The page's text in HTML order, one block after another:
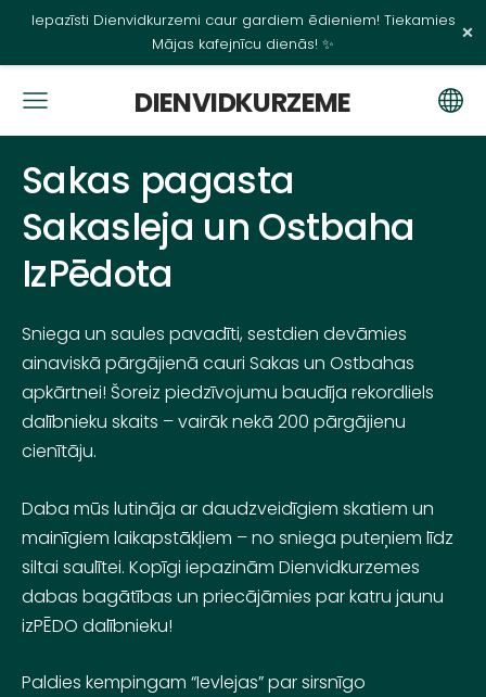
Iepazīsti Dienvidkurzemi caur gardiem ēdieniem! Tiekamies
Mājas kafejnīcu dienās! ✨
×
DIENVIDKURZEME
Sakas pagasta
Sakasleja un Ostbaha
IzPēdota
Sniega un saules pavadīti, sestdien devāmies
ainaviskā pārgājienā cauri Sakas un Ostbahas
apkārtnei! Šoreiz piedzīvojumu baudīja rekordliels
dalībnieku skaits – vairāk nekā 200 pārgājienu
cienītāju.
Daba mūs lutināja ar daudzveidīgiem skatiem un
mainīgiem laikapstākļiem – no sniega puteņiem līdz
siltai saulītei. Kopīgi iepazinām Dienvidkurzemes
dabas bagātības un priecājāmies par katru jaunu
izPĒDO dalībnieku!
Paldies kempingam “Ievlejas” par sirsnīgo